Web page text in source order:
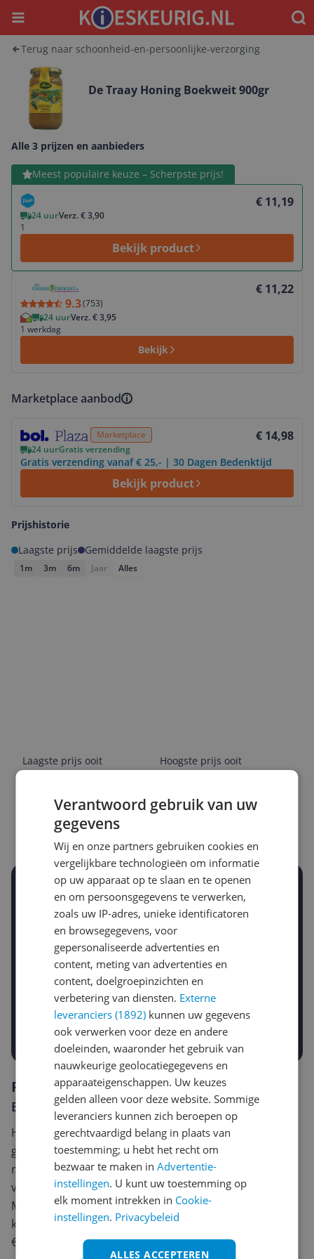
Menu
Terug naar schoonheid-en-persoonlijke-verzorging
De Traay Honing Boekweit 900gr
Alle 3 prijzen en aanbieders
Meest populaire keuze – Scherpste prijs!
€ 11,19
24 uurVerz. € 3,90
1
Bekijk product
Bekijk product
9.3(753)
€ 11,22
24 uurVerz. € 3,95
1 werkdag
Bekijk
Marketplace aanbod
Marketplace € 14,98
24 uurGratis verzending
Gratis verzending vanaf € 25,- | 30 Dagen Bedenktijd
Bekijk product
Prijshistorie
Laagste prijs
Gemiddelde laagste prijs
1m 3m 6m Jaar Alles
Laagste prijs ooit
Hoogste prijs ooit
Goedkoopste nu
€ 11,19
Laatste prijsupdate
Stel een alert in en mis geen prijsdaling
Krijg een seintje zodra de prijs zakt
Jouw e-mailadres
Gewenste daling of bedrag
-10% -15%
Gewenste prijs
€
Prijsalert aanzetten
Reviews
Er zijn nog geen reviews geschreven
Heb jij dit product in bezit en wil je graag je mening
geven? Start dan hieronder met het schrijven van je
review. Afhankelijk van de details duurt het schrijven
van een review gemiddeld tussen de 3 en 10 minuten.
Met jouw mening help je andere bezoekers een betere
keuze te maken én maak je iedere maand kans op
€250,-!
Klik hier voor de actievoorwaarden.
Verantwoord gebruik van uw
gegevens
Wij en onze partners gebruiken cookies en
vergelijkbare technologieën om informatie
op uw apparaat op te slaan en te openen
en om persoonsgegevens te verwerken,
zoals uw IP-adres, unieke identificatoren
en browsegegevens, voor
gepersonaliseerde advertenties en
content, meting van advertenties en
content, doelgroepinzichten en
verbetering van diensten. Externe
leveranciers (1892) kunnen uw gegevens
ook verwerken voor deze en andere
doeleinden, waaronder het gebruik van
nauwkeurige geolocatiegegevens en
apparaateigenschappen. Uw keuzes
gelden alleen voor deze website. Sommige
leveranciers kunnen zich beroepen op
gerechtvaardigd belang in plaats van
toestemming; u hebt het recht om
bezwaar te maken inAdvertentie-
instellingen. U kunt uw toestemming op
elk moment intrekken in Cookie-
instellingen. Privacybeleid
ALLES ACCEPTEREN